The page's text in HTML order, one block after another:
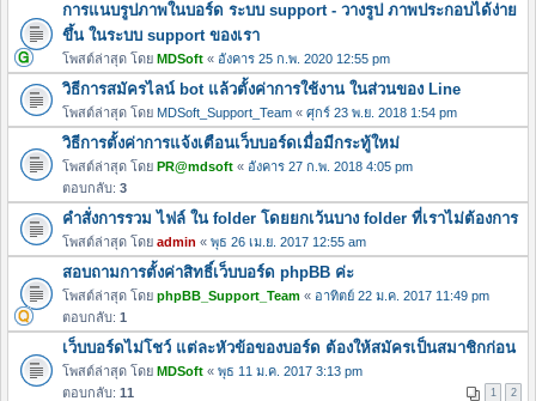
การแนบรูปภาพในบอร์ด ระบบ support - วางรูป ภาพประกอบได้ง่าย
ขึ้น ในระบบ support ของเรา
โพสต์ล่าสุด โดย MDSoft « อังคาร 25 ก.พ. 2020 12:55 pm
วิธีการสมัครไลน์ bot แล้วตั้งค่าการใช้งาน ในส่วนของ Line
โพสต์ล่าสุด โดย MDSoft_Support_Team « ศุกร์ 23 พ.ย. 2018 1:54 pm
วิธีการตั้งค่าการแจ้งเตือนเว็บบอร์ดเมื่อมีกระทู้ใหม่
โพสต์ล่าสุด โดย PR@mdsoft « อังคาร 27 ก.พ. 2018 4:05 pm
ตอบกลับ: 3
คำสั่งการรวม ไฟล์ ใน folder โดยยกเว้นบาง folder ที่เราไม่ต้องการ
โพสต์ล่าสุด โดย admin « พุธ 26 เม.ย. 2017 12:55 am
สอบถามการตั้งค่าสิทธิ์เว็บบอร์ด phpBB ค่ะ
โพสต์ล่าสุด โดย phpBB_Support_Team « อาทิตย์ 22 ม.ค. 2017 11:49 pm
ตอบกลับ: 1
เว็บบอร์ดไม่โชว์ แต่ละหัวข้อของบอร์ด ต้องให้สมัครเป็นสมาชิกก่อน
โพสต์ล่าสุด โดย MDSoft « พุธ 11 ม.ค. 2017 3:13 pm
ตอบกลับ: 11 1 2